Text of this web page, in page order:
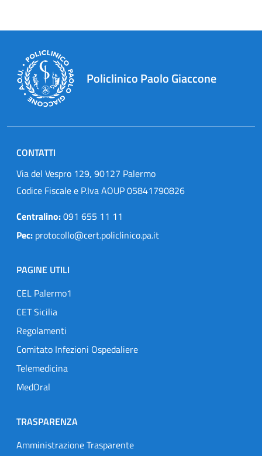
Policlinico Paolo Giaccone
CONTATTI
Via del Vespro 129, 90127 Palermo
Codice Fiscale e P.Iva AOUP 05841790826
Centralino:091 655 11 11
Pec: protocollo@cert.policlinico.pa.it
PAGINE UTILI
CEL Palermo1
CET Sicilia
Regolamenti
Comitato Infezioni Ospedaliere
Telemedicina
MedOral
TRASPARENZA
Amministrazione Trasparente